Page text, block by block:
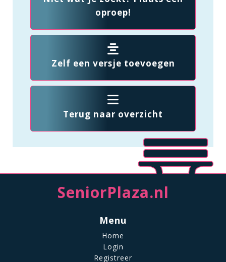
oproep!
Zelf een versje toevoegen
Terug naar overzicht
SeniorPlaza.nl
Menu
Home
Login
Registreer